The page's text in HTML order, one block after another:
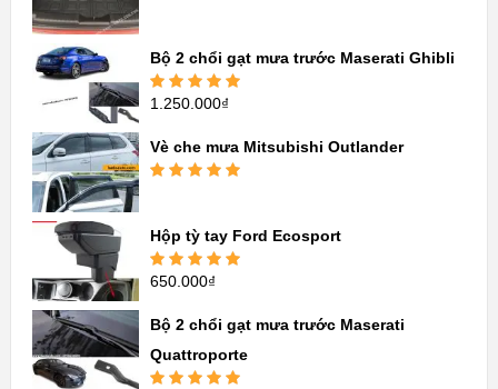
Bộ 2 chổi gạt mưa trước Maserati Ghibli
Được xếp
1.250.000₫
Vè che mưa Mitsubishi Outlander
Hộp tỳ tay Ford Ecosport
Được xếp
650.000₫
Bộ 2 chổi gạt mưa trước Maserati
Quattroporte